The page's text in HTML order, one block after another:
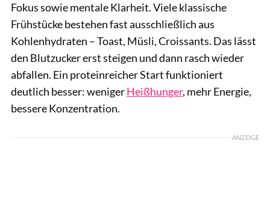
Fokus sowie mentale Klarheit. Viele klassische
Frühstücke bestehen fast ausschließlich aus
Kohlenhydraten – Toast, Müsli, Croissants. Das lässt
den Blutzucker erst steigen und dann rasch wieder
abfallen. Ein proteinreicher Start funktioniert
deutlich besser: wenigerHeißhunger, mehr Energie,
bessere Konzentration.
ANZEIGE